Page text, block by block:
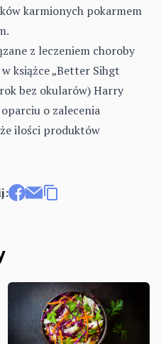
karmionych pokarmem
z leczeniem choroby
książce „Better Sihgt
bez okularów) Harry
o zalecenia
ilości produktów